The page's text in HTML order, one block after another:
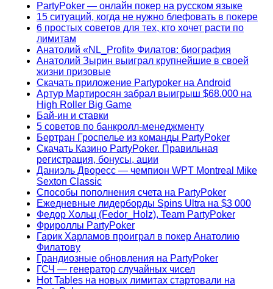
PartyPoker — онлайн покер на русском языке
15 ситуаций, когда не нужно блефовать в покере
6 простых советов для тех, кто хочет расти по
лимитам
Анатолий «NL_Profit» Филатов: биография
Анатолий Зырин выиграл крупнейшие в своей
жизни призовые
Скачать приложение Partypoker на Android
Артур Мартиросян забрал выигрыш $68.000 на
High Roller Big Game
Бай-ин и ставки
5 советов по банкролл-менеджменту
Бертран Гроспелье из команды PartyPoker
Скачать Казино PartyPoker. Правильная
регистрация, бонусы, ации
Даниэль Дворесс — чемпион WPT Montreal Mike
Sexton Classic
Способы пополнения счета на PartyPoker
Ежедневные лидерборды Spins Ultra на $3 000
Федор Хольц (Fedor_Holz), Team PartyPoker
Фрироллы PartyPoker
Гарик Харламов проиграл в покер Анатолию
Филатову
Грандиозные обновления на PartyPoker
ГСЧ — генератор случайных чисел
Hot Tables на новых лимитах стартовали на